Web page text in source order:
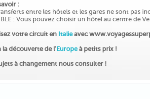
:
entre les hôtels et les gares ne sont pas
: Vous pouvez choisir un hôtel au centre de
votre circuit en Italieavec
la découverte de l'Europeà petits prix !
à changement nous consulter !